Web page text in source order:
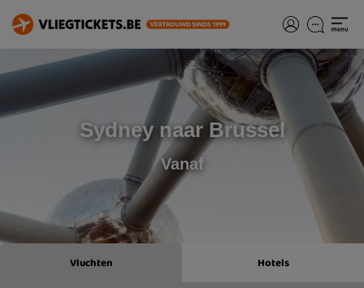
Sydney naar Brussel
Vanaf